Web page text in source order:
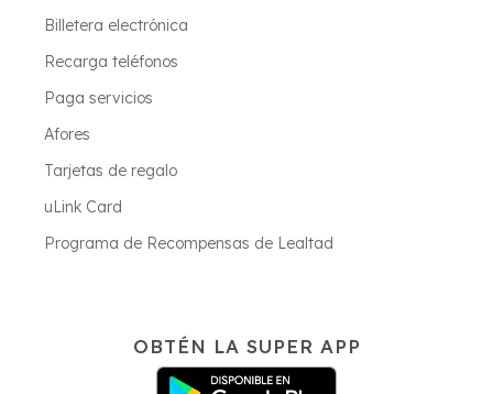
Billetera electrónica
Recarga teléfonos
Paga servicios
Afores
Tarjetas de regalo
uLink Card
Programa de Recompensas de Lealtad
OBTÉN LA SUPER APP